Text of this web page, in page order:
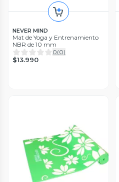
NEVER MIND
Mat de Yoga y Entrenamiento
NBR de 10 mm
0(0)
$13.990